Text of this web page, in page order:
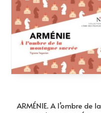
ancien
ARMÉNIE. A l’ombre de la